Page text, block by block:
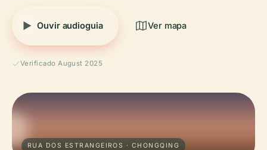
Ouvir audioguia Ver mapa
Verificado August 2025
RUA DOS ESTRANGEIROS · CHONGQING